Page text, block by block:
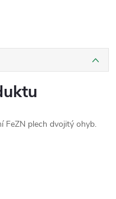
FeZN plech dvojitý ohyb.